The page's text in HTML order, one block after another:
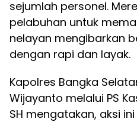
sejumlah personel.
pelabuhan untuk
nelayan mengibarkan
dengan rapi dan layak.
Kapolres Bangka
Wijayanto melalui PS
SH mengatakan, aksi